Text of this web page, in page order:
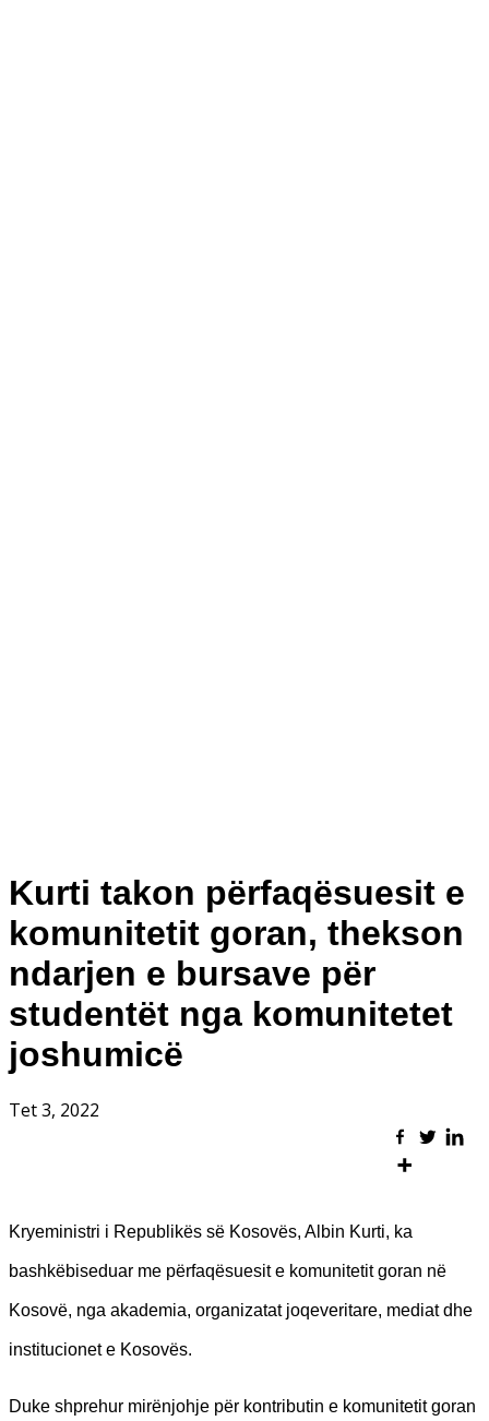
Kurti takon përfaqësuesit e
komunitetit goran, thekson
ndarjen e bursave për
studentët nga komunitetet
joshumicë
Tet 3, 2022
Kryeministri i Republikës së Kosovës, Albin Kurti, ka
bashkëbiseduar me përfaqësuesit e komunitetit goran në
Kosovë, nga akademia, organizatat joqeveritare, mediat dhe
institucionet e Kosovës.
Duke shprehur mirënjohje për kontributin e komunitetit goran